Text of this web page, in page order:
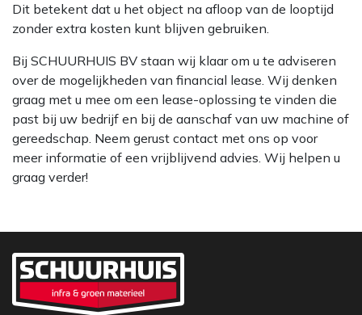
Dit betekent dat u het object na afloop van de looptijd
zonder extra kosten kunt blijven gebruiken.
Bij SCHUURHUIS BV staan wij klaar om u te adviseren
over de mogelijkheden van financial lease. Wij denken
graag met u mee om een lease-oplossing te vinden die
past bij uw bedrijf en bij de aanschaf van uw machine of
gereedschap. Neem gerust contact met ons op voor
meer informatie of een vrijblijvend advies. Wij helpen u
graag verder!